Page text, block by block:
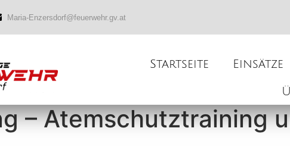
Maria-Enzersdorf@feuerwehr.gv.at
Startseite Einsätze
– Atemschutztraining